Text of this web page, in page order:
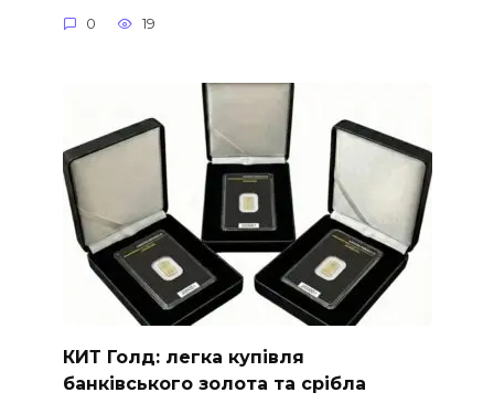
0 19
КИТ Голд: легка купівля
банківського золота та срібла